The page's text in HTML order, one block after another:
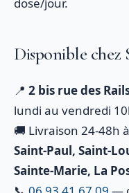
Disponible chez
📍 2 bis rue des
lundi au vendredi
🚚 Livraison 24-48h à
Saint-Paul, Saint-
Sainte-Marie, La